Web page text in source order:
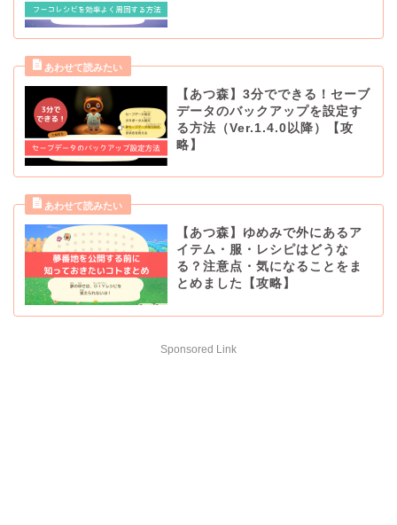
【あつ森】3分でできる！セーブ
データのバックアップを設定す
る方法（Ver.1.4.0以降）【攻
略】
【あつ森】ゆめみで外にあるア
イテム・服・レシピはどうな
る？注意点・気になることをま
とめました【攻略】
Sponsored Link